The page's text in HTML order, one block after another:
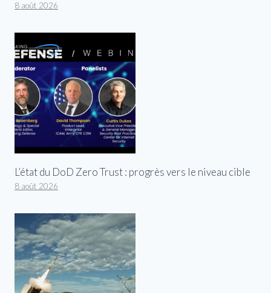
8 août 2026
L’état du DoD Zero Trust : progrès vers le niveau cible
8 août 2026